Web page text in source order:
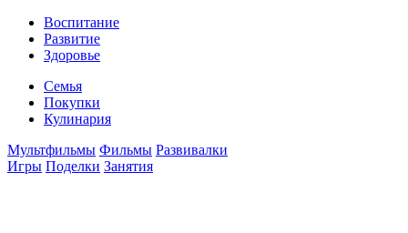
Воспитание
Развитие
Здоровье
Семья
Покупки
Кулинария
Мультфильмы Фильмы Развивалки
Игры Поделки Занятия